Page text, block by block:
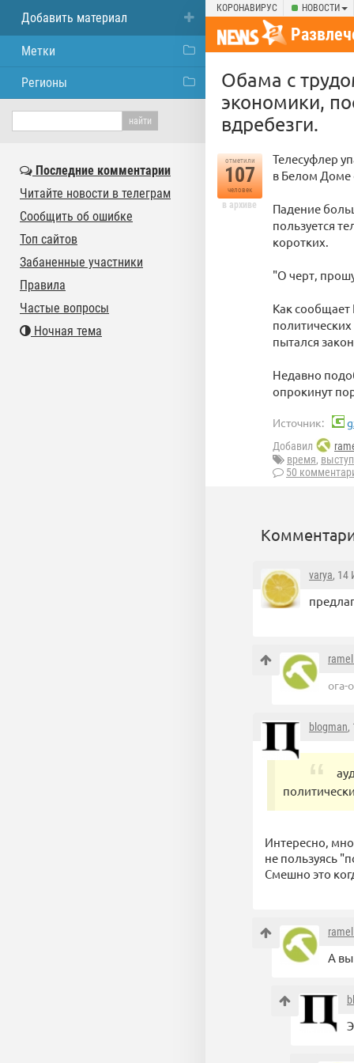
КОРОНАВИРУС НОВОСТИ
Обама с
экономики,
вдребезги.
отметили
107
человек
в архиве
Телесуфлер
в Белом Доме
Падение
пользуется
коротких.
"О черт,
Как сообщает
пытался
Недавно
опрокинут
Источник:
Добавил
время,
50
varya, 14
ога-
blogman,
Интересно,
не пользуясь
Смешно это
А вы
Добавить материал
Метки
Регионы
Последние комментарии
Читайте новости в телеграм
Сообщить об ошибке
Топ сайтов
Забаненные участники
Правила
Частые вопросы
Ночная тема